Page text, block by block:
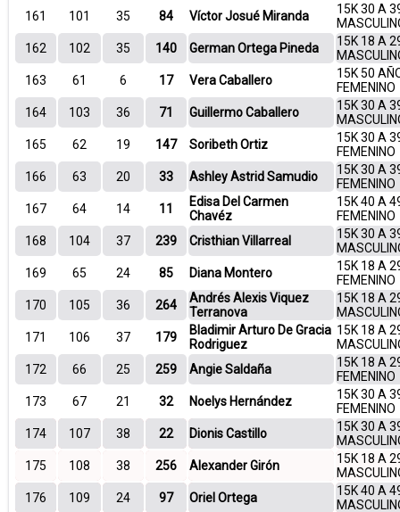
161
101 35 84 Víctor Josué Miranda
15K 30 A
162
102 35 140 German Ortega Pineda
15K 18 A
163
61 6 17 Vera Caballero
15K 50
FEMENINO
164
103 36 71 Guillermo Caballero
15K 30 A
165
62 19 147 Soribeth Ortiz
15K 30 A
FEMENINO
166
63 20 33 Ashley Astrid Samudio
15K 30 A
FEMENINO
167
64 14 11
Edisa Del Carmen
Chavéz
15K 40 A
FEMENINO
168
104 37 239 Cristhian Villarreal
15K 30 A
169
65 24 85 Diana Montero
15K 18 A
FEMENINO
170
105 36 264
Andrés Alexis Viquez
Terranova
15K 18 A
171
106 37 179
Bladimir Arturo De Gracia
Rodriguez
15K 18 A
172
66 25 259 Angie Saldaña
15K 18 A
FEMENINO
173
67 21 32 Noelys Hernández
15K 30 A
FEMENINO
174
107 38 22 Dionis Castillo
15K 30 A
175
108 38 256 Alexander Girón
15K 18 A
176
109 24 97 Oriel Ortega
15K 40 A